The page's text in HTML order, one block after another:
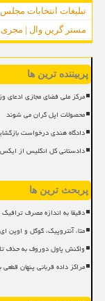
تبلیغات انتخابات مجلس
مستر گرین وال | مجری
پربیننده ترین ها
مرکز ملی فضای مجازی ادعای
محصولات اپل گران می شوند
دادگاه هندی درخواست
دادستانی کل انگلیس از
پربحث ترین ها
دقیقا به اندازه مصرف
متا، آنتروپیک، گوگل و اوپن
واکنش پاول دوروف به حذف
مراکز داده قربانی پنهان